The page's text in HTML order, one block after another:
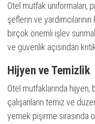
Otel mutfak üniformaları,
şeflerin ve
birçok önemli işlev
ve güvenlik açısından
Hijyen ve Temizlik
Otel mutfaklarında
çalışanların temiz ve
yemek pişirme sırasında